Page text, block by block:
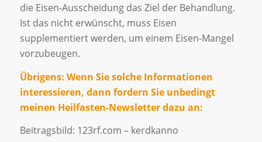
die Eisen-Ausscheidung das Ziel der Behandlung.
Ist das nicht erwünscht, muss Eisen
supplementiert werden, um einem Eisen-Mangel
vorzubeugen.
Übrigens: Wenn Sie solche Informationen
interessieren, dann fordern Sie unbedingt
meinen Heilfasten-Newsletter dazu an:
Beitragsbild: 123rf.com – kerdkanno